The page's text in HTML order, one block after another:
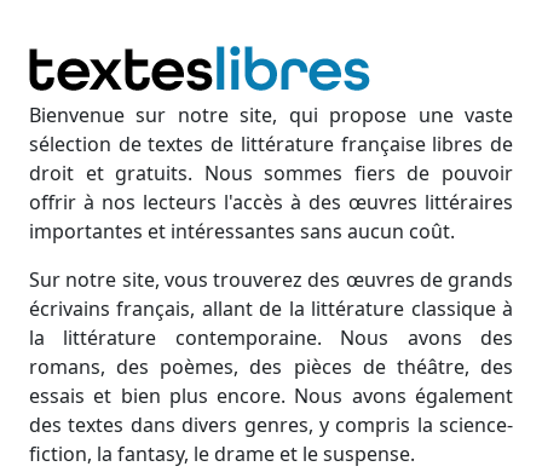
Bienvenue sur notre site, qui propose une vaste
sélection de textes de littérature française libres de
droit et gratuits. Nous sommes fiers de pouvoir
offrir à nos lecteurs l'accès à des œuvres littéraires
importantes et intéressantes sans aucun coût.
Sur notre site, vous trouverez des œuvres de grands
écrivains français, allant de la littérature classique à
la littérature contemporaine. Nous avons des
romans, des poèmes, des pièces de théâtre, des
essais et bien plus encore. Nous avons également
des textes dans divers genres, y compris la science-
fiction, la fantasy, le drame et le suspense.